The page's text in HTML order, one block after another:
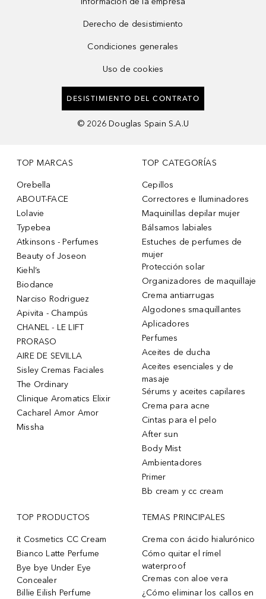
Derecho de desistimiento
Condiciones generales
Uso de cookies
DESISTIMIENTO DEL CONTRATO
© 2026 Douglas Spain S.A.U
TOP MARCAS
Orebella
ABOUT-FACE
Lolavie
Typebea
Atkinsons - Perfumes
Beauty of Joseon
Kiehl’s
Biodance
Narciso Rodriguez
Apivita - Champús
CHANEL - LE LIFT
PRORASO
AIRE DE SEVILLA
Sisley Cremas Faciales
The Ordinary
Clinique Aromatics Elixir
Cacharel Amor Amor
Missha
TOP CATEGORÍAS
Cepillos
Correctores e Iluminadores
Maquinillas depilar mujer
Bálsamos labiales
Estuches de perfumes de
mujer
Protección solar
Organizadores de maquillaje
Crema antiarrugas
Algodones smaquillantes
Aplicadores
Perfumes
Aceites de ducha
Aceites esenciales y de
masaje
Sérums y aceites capilares
Crema para acne
Cintas para el pelo
After sun
Body Mist
Ambientadores
Primer
Bb cream y cc cream
TOP PRODUCTOS
it Cosmetics CC Cream
Bianco Latte Perfume
Bye bye Under Eye
Concealer
Billie Eilish Perfume
TEMAS PRINCIPALES
Crema con ácido hialurónico
Cómo quitar el rímel
waterproof
Cremas con aloe vera
¿Cómo eliminar los callos en